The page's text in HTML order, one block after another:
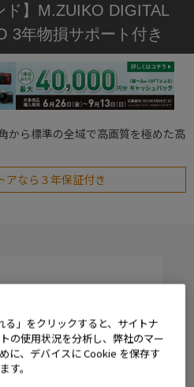
ド】M.ZUIKO DIGITAL
3年物損サポート付き
から標準の全域で高画質を極めた高
アなら３年保証付き
る」をクリックすると、サイトナ
の使用状況を分析し、弊社のマー
に、デバイスに Cookie を保存す
す。